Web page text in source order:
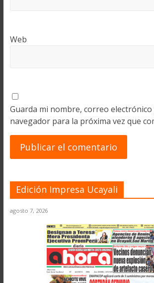
Web
Guarda mi nombre, correo electrónico
navegador para la próxima vez que
Edición Impresa Ucayali
agosto 7, 2026